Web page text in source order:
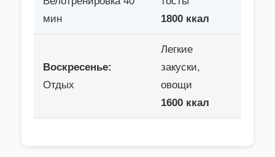
мин
1800 ккал
Воскресенье:
Отдых
Легкие
закуски,
овощи
1600 ккал